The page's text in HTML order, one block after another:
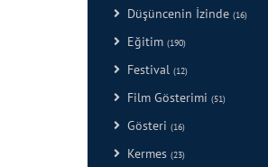
Düşüncenin İzinde (16)
Eğitim (190)
Festival (12)
Film Gösterimi (51)
Gösteri (16)
Kermes (23)